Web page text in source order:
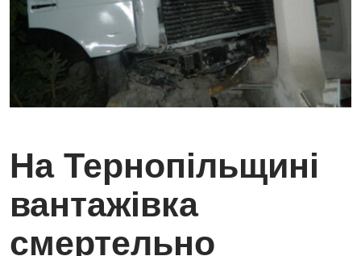
На Тернопільщині
вантажівка
смертельно